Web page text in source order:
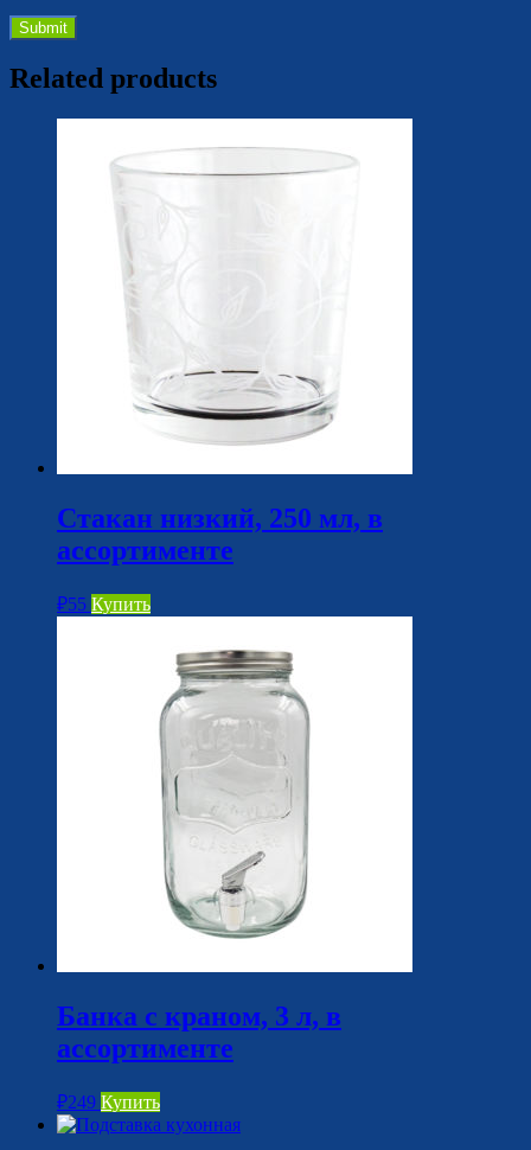
Related products
Стакан низкий, 250 мл, в
ассортименте
₽55 Купить
Банка с краном, 3 л, в
ассортименте
₽249 Купить